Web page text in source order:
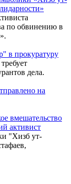
по обвинению в
в прокуратуру
дела.
на
вмешательство
активист
"Хизб ут-